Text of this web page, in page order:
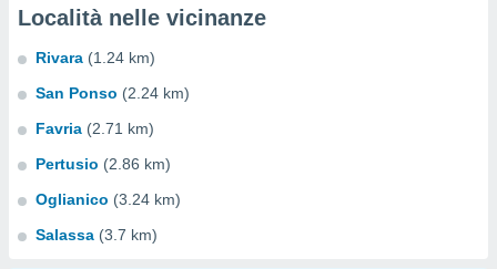
Località nelle vicinanze
Rivara (1.24 km)
San Ponso (2.24 km)
Favria (2.71 km)
Pertusio (2.86 km)
Oglianico (3.24 km)
Salassa (3.7 km)